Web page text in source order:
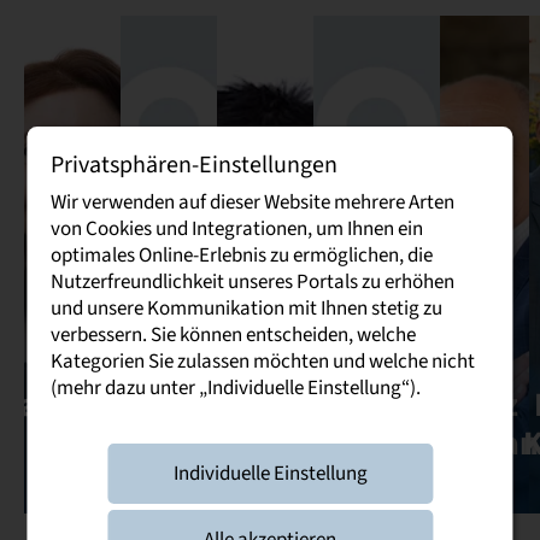
Prof.
Dr.
Bühn
Prof.
Dr.
Bettina
Lange
Prof.
Dr.
Frauke
Deckow
Prof. Dr.
Michael
Leckebusch
Lutz
Privatsphären-Einstellungen
Wir verwenden auf dieser Website mehrere Arten
von Cookies und Integrationen, um Ihnen ein
optimales Online-Erlebnis zu ermöglichen, die
Nutzerfreundlichkeit unseres Portals zu erhöhen
und unsere Kommunikation mit Ihnen stetig zu
verbessern. Sie können entscheiden, welche
Kategorien Sie zulassen möchten und welche nicht
(mehr dazu unter „Individuelle Einstellung“).
Individuelle Einstellung